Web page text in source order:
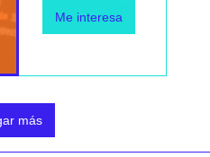
Me interesa
más